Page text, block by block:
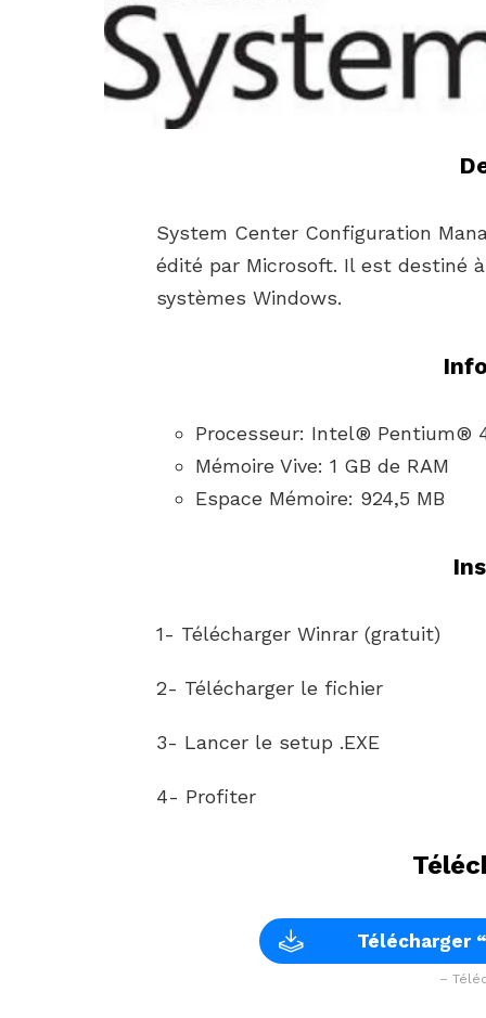
System Center Configuration
édité par Microsoft. Il est destiné
systèmes Windows.
Processeur: Intel® Pentium®
Mémoire Vive: 1 GB de RAM
Espace Mémoire: 924,5 MB
1- Télécharger Winrar (gratuit)
2- Télécharger le fichier
3- Lancer le setup .EXE
4- Profiter
Télécharger
–